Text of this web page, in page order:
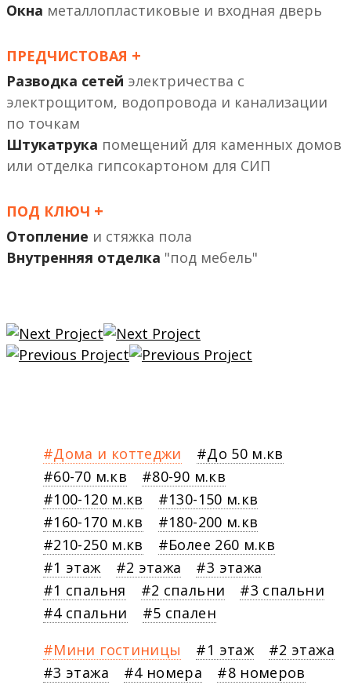
Окна металлопластиковые и входная дверь
ПРЕДЧИСТОВАЯ +
Разводка сетей электричества с
электрощитом, водопровода и канализации
по точкам
Штукатрука помещений
или отделка гипсокартоном
ПОД КЛЮЧ +
Отопление и стяжка пола
Внутренняя отделка "под мебель"
Дома и коттеджи
До 50 м.кв
60-70 м.кв
80-90 м.кв
100-120 м.кв
130-150 м.кв
160-170 м.кв
180-200 м.кв
210-250 м.кв
Более 260 м.кв
1 этаж
2 этажа
3 этажа
1 спальня
2 спальни
3 спальни
4 спальни
5 спален
Мини гостиницы
1 этаж
2 этажа
3 этажа
4 номера
8 номеров